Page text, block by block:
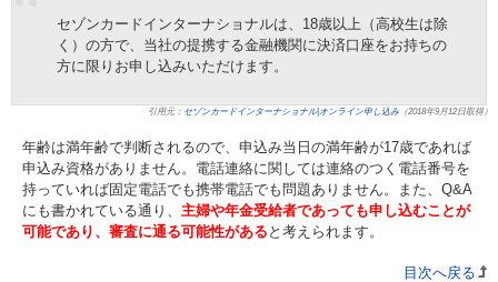
セゾンカードインターナショナルは、18歳以上（高校生は除
く）の方で、当社の提携する金融機関に決済口座をお持ちの
方に限りお申し込みいただけます。
引用元： セゾンカードインターナショナル|オンライン申し込み （2018年9月12日取得）
年齢は満年齢で判断されるので、申込み当日の満年齢が17歳であれば
申込み資格がありません。電話連絡に関しては連絡のつく電話番号を
持っていれば固定電話でも携帯電話でも問題ありません。また、Q&A
にも書かれている通り、 主婦や年金受給者であっても申し込むことが
可能であり、審査に通る可能性がある と考えられます。
目次へ戻る